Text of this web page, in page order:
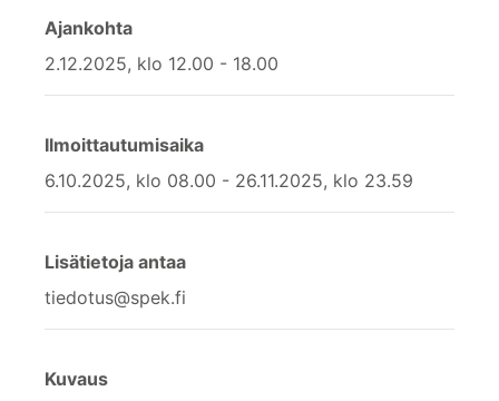
Ajankohta
2.12.2025, klo 12.00 - 18.00
Ilmoittautumisaika
6.10.2025, klo 08.00 - 26.11.2025, klo 23.59
Lisätietoja antaa
tiedotus@spek.fi
Kuvaus